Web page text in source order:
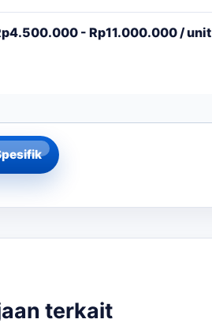
- Rp11.000.000 / unit
terkait